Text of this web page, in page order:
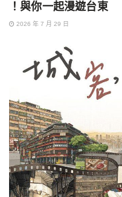
！與你一起漫遊台東
2026 年 7 月 29 日